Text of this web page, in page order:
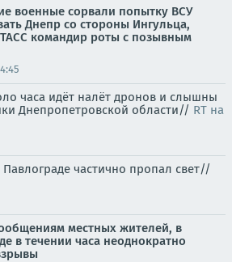
военные сорвали попытку ВСУ
Днепр со стороны Ингульца,
командир роты с позывным
часа идёт налёт дронов и слышны
Днепропетровской области// RT на
частично пропал свет//
местных жителей, в
в течении часа неоднократно